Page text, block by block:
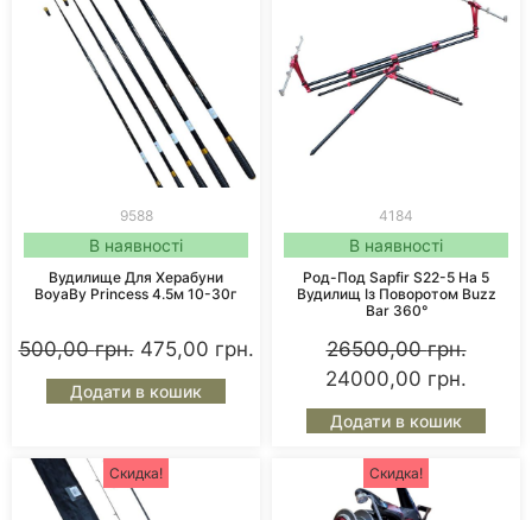
9588
В наявності
Вудилище Для Херабуни
BoyaBy Princess 4.5м 10-30г
500,00грн. 475,00 грн.
Додати в кошик
4184
В наявності
Род-Под Sapfir S22-5 На 5
Вудилищ Із Поворотом Buzz
Bar 360°
26500,00грн.
24000,00 грн.
Додати в кошик
Скидка! Скидка!